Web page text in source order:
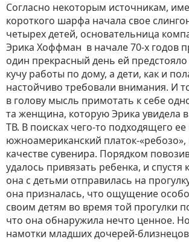
Согласно некоторым источникам,
короткого шарфа начала свое
четырех детей, основательница
Эрика Хоффман в начале 70-х годов
один прекрасный день ей
кучу работы по дому, а дети, как и
настойчиво требовали внимания. И
в голову мысль примотать к себе
та женщина, которую Эрика увидела
ТВ. В поисках чего-то подходящего ее
южноамериканский платок-
качестве сувенира. Порядком
удалось привязать ребенка, и спустя
она с детьми отправилась на
она призналась, что ощущение
своим детям во время той прогулки
что она обнаружила нечто ценное.
намотки младших дочерей-